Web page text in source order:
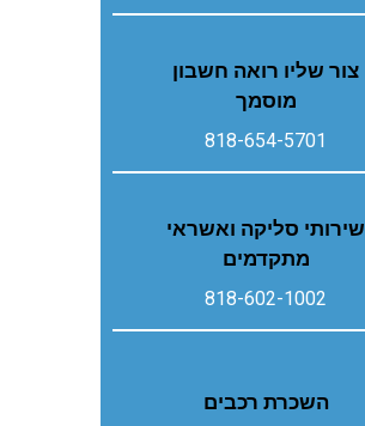
צור שליו רואה חשבון
מוסמך
818-654-5701
שירותי סליקה ואשראי
מתקדמים
818-602-1002
השכרת רכבים